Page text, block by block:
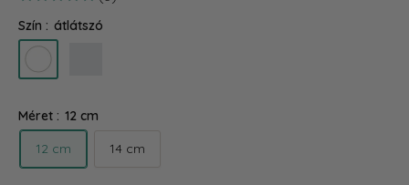
Szín : átlátszó
átlátszó
Méret : 12 cm
12 cm
14 cm